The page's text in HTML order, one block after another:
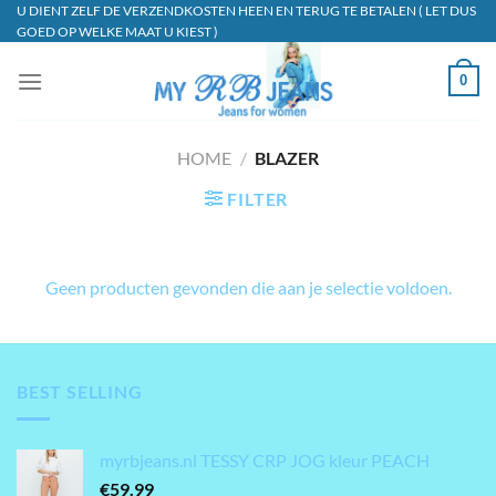
Ga
naar
U DIENT ZELF DE VERZENDKOSTEN HEEN EN TERUG TE BETALEN ( LET DUS
GOED OP WELKE MAAT U KIEST )
0
HOME / BLAZER
FILTER
Geen producten gevonden die aan je selectie voldoen.
BEST SELLING
myrbjeans.nl TESSY CRP JOG kleur PEACH
€59.99